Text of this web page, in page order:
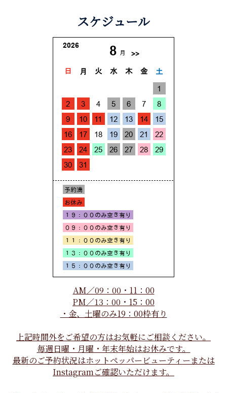
スケジュール
AM／09：00・11：00
PM／13：00・15：00
・金、土曜のみ19：00枠有り
上記時間外をご希望の方はお気軽にご相談ください。
毎週日曜・月曜・年末年始はお休みです。
最新のご予約状況はホットペッパービューティーまたは
Instagramご確認いただけます。